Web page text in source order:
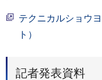
テクニカルショウ
ト）
記者発表資料